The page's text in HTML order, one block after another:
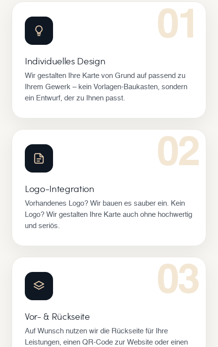
01
Individuelles Design
Wir gestalten Ihre Karte von Grund auf passend zu
Ihrem Gewerk – kein Vorlagen-Baukasten, sondern
ein Entwurf, der zu Ihnen passt.
02
Logo-Integration
Vorhandenes Logo? Wir bauen es sauber ein. Kein
Logo? Wir gestalten Ihre Karte auch ohne hochwertig
und seriös.
03
Vor- & Rückseite
Auf Wunsch nutzen wir die Rückseite für Ihre
Leistungen, einen QR-Code zur Website oder einen